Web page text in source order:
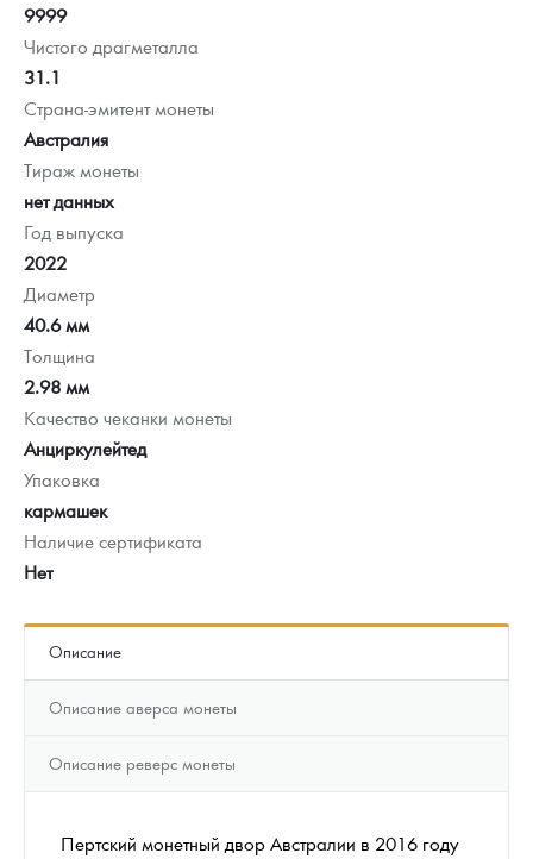
9999
Чистого драгметалла
31.1
Страна-эмитент монеты
Австралия
Тираж монеты
нет данных
Год выпуска
2022
Диаметр
40.6 мм
Толщина
2.98 мм
Качество чеканки монеты
Анциркулейтед
Упаковка
кармашек
Наличие сертификата
Нет
Описание
Описание аверса монеты
Описание реверс монеты
Пертский монетный двор Австралии в 2016 году